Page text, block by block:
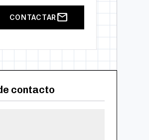
CONTACTAR mail
contacto